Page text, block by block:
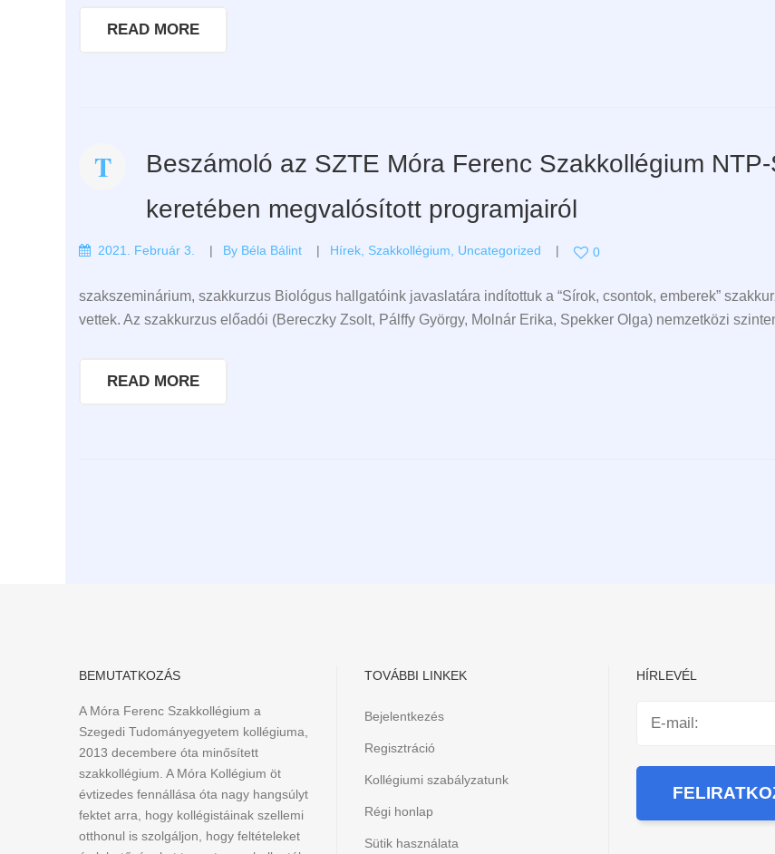
READ MORE
Beszámoló az SZTE Móra Ferenc Szakkollégium
keretében megvalósított programjairól
2021. Február 3. By Béla Bálint Hírek Szakkollégium Uncategorized 0
szakszeminárium, szakkurzus Biológus hallgatóink javaslatára indítottuk a “Sírok, csontok, emberek”
vettek. Az szakkurzus előadói (Bereczky Zsolt, Pálffy György, Molnár Erika, Spekker Olga) nemzetközi
READ MORE
BEMUTATKOZÁS
A Móra Ferenc Szakkollégium a
Szegedi Tudományegyetem kollégiuma,
2013 decembere óta minősített
szakkollégium. A Móra Kollégium öt
évtizedes fennállása óta nagy hangsúlyt
fektet arra, hogy kollégistáinak szellemi
otthonul is szolgáljon, hogy feltételeket
TOVÁBBI LINKEK
Bejelentkezés
Regisztráció
Kollégiumi szabályzatunk
Régi honlap
Sütik használata
HÍRLEVÉL